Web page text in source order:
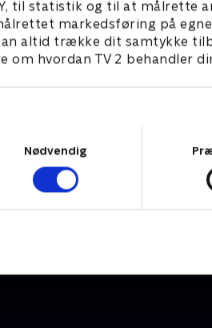
til statistik og til at målrette
markedsføring på
altid trække dit samtykke
om hvordan TV 2 behandler
Nødvendig